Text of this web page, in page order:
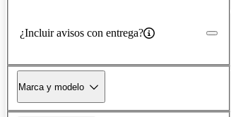
¿Incluir avisos con entrega?
Marca y modelo